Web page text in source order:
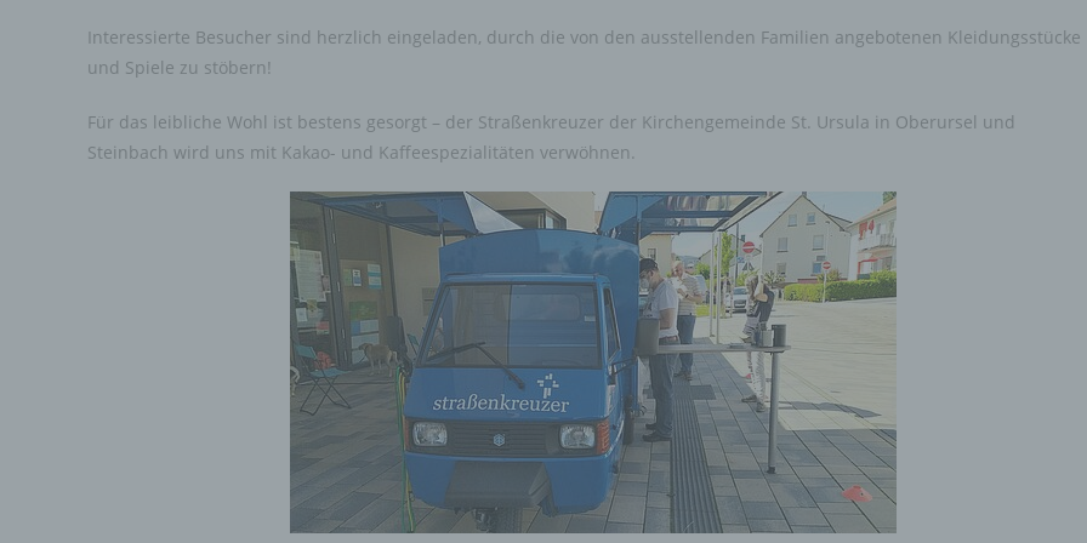
Interessierte Besucher sind herzlich eingeladen, durch die von den ausstellenden Familien angebotenen Kleidungsstücke
und Spiele zu stöbern!
Für das leibliche Wohl ist bestens gesorgt – der Straßenkreuzer der Kirchengemeinde St. Ursula in Oberursel und
Steinbach wird uns mit Kakao- und Kaffeespezialitäten verwöhnen.
Zuverlässigkeit, Verhalten, Aufenthaltsort oder Ortswechsel dieser
f) Pseudonymisierung
Weise, auf welche die personenbezogenen Daten ohne Hinzuziehung
zusätzlicher Informationen nicht mehr einer spezifischen betroffenen
zugeordnet werden können, sofern diese zusätzlichen Informationen
aufbewahrt werden und technischen und organisatorischen Maßnahmen
unterliegen, die gewährleisten, dass die personenbezogenen Daten nicht
identifizierten oder identifizierbaren natürlichen Person zugewiesen
g) Verantwortlicher oder für die Verarbeitung Verantwortlicher
Verantwortlicher oder für die Verarbeitung Verantwortlicher ist die
juristische Person, Behörde, Einrichtung oder andere Stelle, die allein oder
gemeinsam mit anderen über die Zwecke und Mittel der Verarbeitung von
personenbezogenen Daten entscheidet. Sind die Zwecke und Mittel dieser
Verarbeitung durch das Unionsrecht oder das Recht der Mitgliedstaaten
vorgegeben, so kann der Verantwortliche beziehungsweise können die
bestimmten Kriterien seiner Benennung nach dem Unionsrecht oder dem